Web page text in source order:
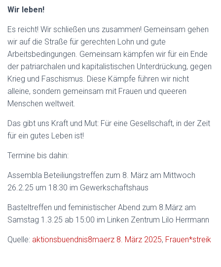
Wir leben!
Es reicht! Wir schließen uns zusammen! Gemeinsam gehen
wir auf die Straße für gerechten Lohn und gute
Arbeitsbedingungen. Gemeinsam kämpfen wir für ein Ende
der patriarchalen und kapitalistischen Unterdrückung, gegen
Krieg und Faschismus. Diese Kämpfe führen wir nicht
alleine, sondern gemeinsam mit Frauen und queeren
Menschen weltweit.
Das gibt uns Kraft und Mut: Für eine Gesellschaft, in der Zeit
für ein gutes Leben ist!
Termine bis dahin:
Assembla Beteiliungstreffen zum 8. März am Mittwoch
26.2.25 um 18:30 im Gewerkschaftshaus
Basteltreffen und feministischer Abend zum 8.März am
Samstag 1.3.25 ab 15:00 im Linken Zentrum Lilo Herrmann
Quelle: aktionsbuendnis8maerz 8. März 2025, Frauen*streik